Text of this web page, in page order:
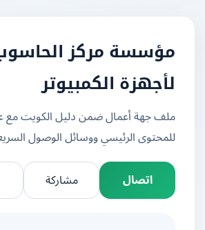
مؤسسة مركز الحاسوب
لأجهزة الكمبيوتر
ملف جهة أعمال ضمن دليل الكويت مع عرض
للمحتوى الرئيسي ووسائل الوصول السريعة.
اتصال
مشاركة